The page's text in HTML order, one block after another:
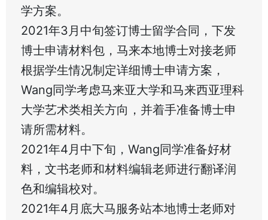
学方案。
2021年3月中旬签订博士留学合同，下发
博士申请材料包，马来本地博士对接老师
根据学生情况制定详细博士申请方案，
Wang同学考虑马来亚大学和马来西亚理科
大学艺术类相关方向，并着手准备博士申
请所需材料。
2021年4月中下旬，Wang同学准备好材
料，文书老师和材料编辑老师进行翻译润
色和编辑校对。
2021年4月底大马服务站本地博士老师对